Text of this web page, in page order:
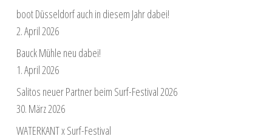
boot Düsseldorf auch in diesem Jahr dabei!
2. April 2026
Bauck Mühle neu dabei!
1. April 2026
Salitos neuer Partner beim Surf-Festival 2026
30. März 2026
WATERKANT x Surf-Festival